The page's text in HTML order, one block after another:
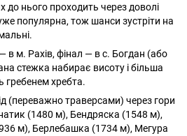
до нього проходить через доволі
популярна, тож шанси зустріти на
в м. Рахів, фінал — в с. Богдан (або
стежка набирає висоту і більша
гребенем хребта.
(переважно траверсами) через гори
(1480 м), Бендряска (1548 м),
м), Берлебашка (1734 м), Мегура